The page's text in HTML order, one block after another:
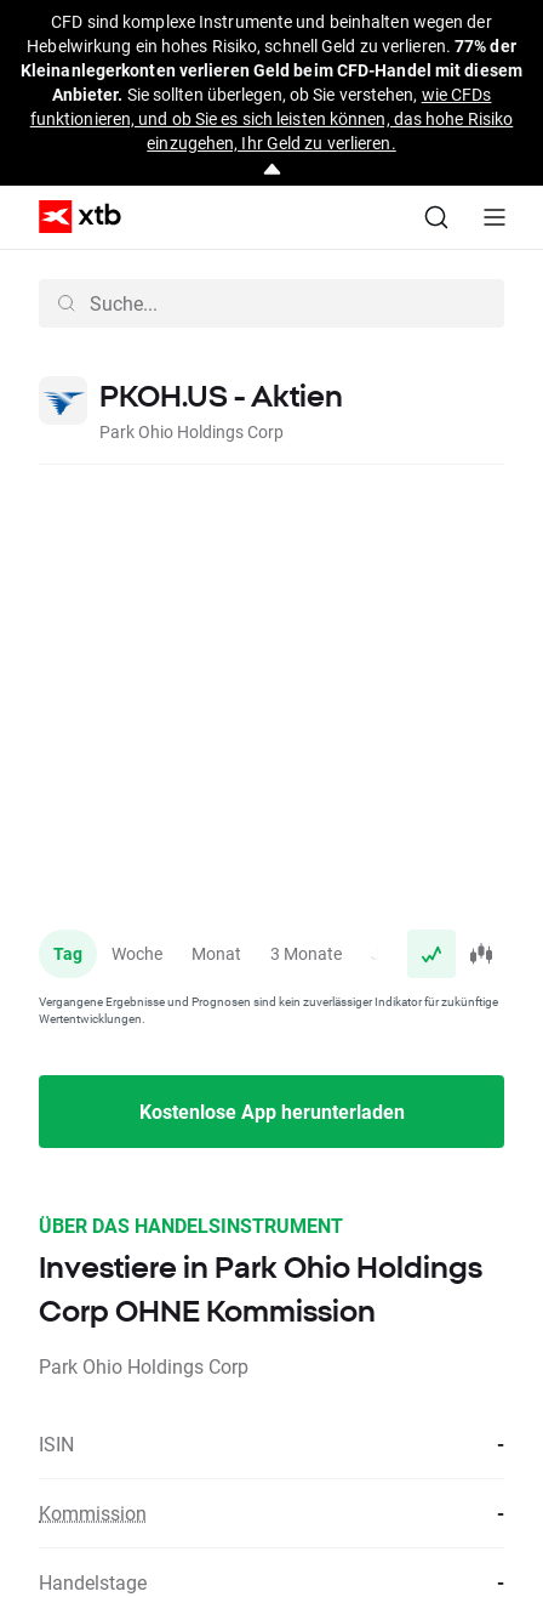
CFD sind komplexe Instrumente und beinhalten wegen der
Hebelwirkung ein hohes Risiko, schnell Geld zu verlieren.77% der
Kleinanlegerkonten verlieren Geld beim CFD-Handel mit diesem
Anbieter. Sie sollten überlegen, ob Sie verstehen, wie CFDs
funktionieren, und ob Sie es sich leisten können, das hohe Risiko
einzugehen, Ihr Geld zu verlieren.
PKOH.US - Aktien
Park Ohio Holdings Corp
Tag Woche Monat 3 Monate Jahr
Vergangene Ergebnisse und Prognosen sind kein zuverlässiger Indikator für zukünftige
Wertentwicklungen.
Kostenlose App herunterladen
ÜBER DAS HANDELSINSTRUMENT
Investiere in Park Ohio Holdings
Corp OHNE Kommission
Park Ohio Holdings Corp
ISIN -
Kommission -
Handelstage -